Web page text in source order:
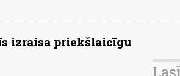
izraisa priekšlaicīgu